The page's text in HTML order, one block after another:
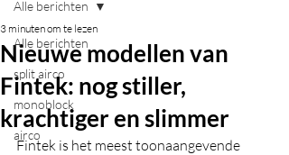
Alle berichten
split airco
monoblock
airco
Alle berichten
Nieuwe modellen van
Fintek: nog stiller,
krachtiger en slimmer
3 minuten om te lezen
Fintek is het meest toonaangevende